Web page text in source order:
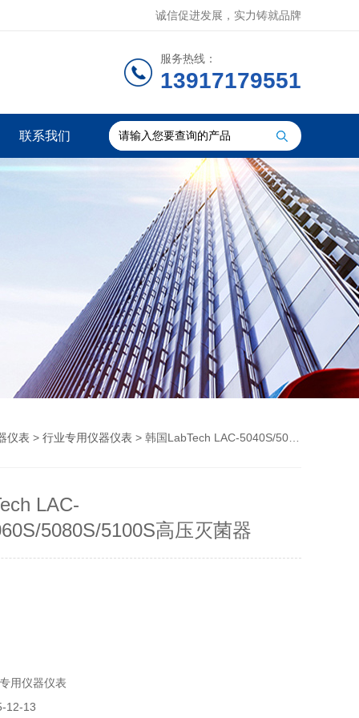
诚信促进发展，实力铸就品牌
服务热线：
13917179551
联系我们
仪表 > 行业专用仪器仪表 > 韩国LabTech LAC-5040S/5060S/5080S/5100S高压灭菌器
LAC-
5080S/5100S高压灭菌器
用仪器仪表
12-13